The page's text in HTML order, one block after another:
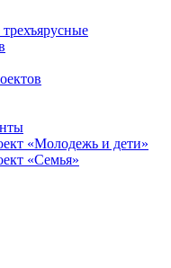
«Молодежь и дети»
«Семья»